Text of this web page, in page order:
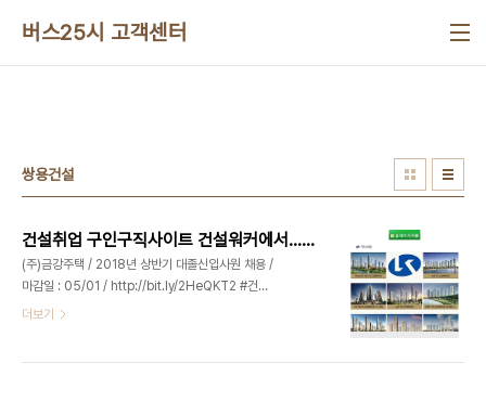
버스25시 고객센터
쌍용건설
건설취업 구인구직사이트 건설워커에서…쌍용건설,금강주택 채용OK!
(주)금강주택 / 2018년 상반기 대졸신입사원 채용 /
마감일 : 05/01 / http://bit.ly/2HeQKT2 #건설
워커 #건설취업 #금강주택 #대졸신입사원 #채용공
더보기